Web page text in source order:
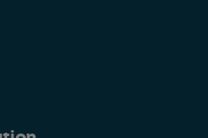
visitez le site